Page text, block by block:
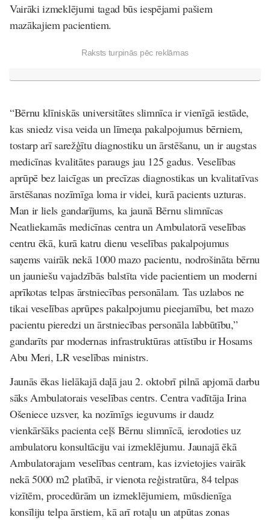
Vairāki izmeklējumi tagad būs iespējami pašiem
mazākajiem pacientiem.
Raksts turpinās pēc reklāmas
“Bērnu klīniskās universitātes slimnīca ir vienīgā iestāde,
kas sniedz visa veida un līmeņa pakalpojumus bērniem,
tostarp arī sarežģītu diagnostiku un ārstēšanu, un ir augstas
medicīnas kvalitātes paraugs jau 125 gadus. Veselības
aprūpē bez laicīgas un precīzas diagnostikas un kvalitatīvas
ārstēšanas nozīmīga loma ir videi, kurā pacients uzturas.
Man ir liels gandarījums, ka jaunā Bērnu slimnīcas
Neatliekamās medicīnas centra un Ambulatorā veselības
centru ēkā, kurā katru dienu veselības pakalpojumus
saņems vairāk nekā 1000 mazo pacientu, nodrošināta bērnu
un jauniešu vajadzībās balstīta vide pacientiem un moderni
aprīkotas telpas ārstniecības personālam. Tas uzlabos ne
tikai veselības aprūpes pakalpojumu pieejamību, bet mazo
pacientu pieredzi un ārstniecības personāla labbūtību,”
gandarīts par modernas infrastruktūras attīstību irHosams
Abu Meri, LR veselības ministrs.
Jaunās ēkas lielākajā daļā jau 2. oktobrī pilnā apjomā darbu
sāks Ambulatorais veselības centrs. Centra vadītāja Irina
Ošeniece uzsver, ka nozīmīgs ieguvums ir daudz
vienkāršāks pacienta ceļš Bērnu slimnīcā, ierodoties uz
ambulatoru konsultāciju vai izmeklējumu. Jaunajā ēkā
Ambulatorajam veselības centram, kas izvietojies vairāk
nekā 5000 m2 platībā, ir vienota reģistratūra, 84 telpas
vizītēm, procedūrām un izmeklējumiem, mūsdienīga
konsīliju telpa ārstiem, kā arī rotaļu un atpūtas zonas